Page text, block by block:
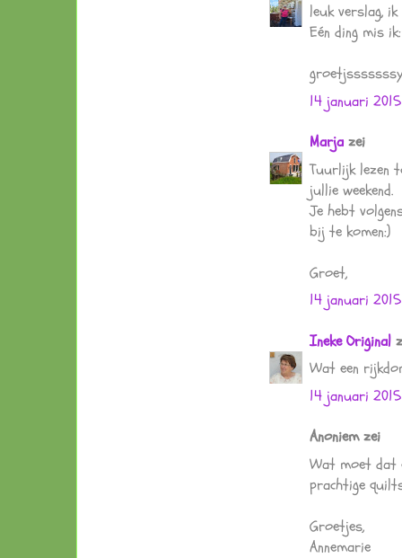
leuk verslag,
Eén ding mis
14 januari
Marja zei
Tuurlijk lezen
jullie weekend.
Je hebt
bij te komen:)
Groet,
14 januari
Ineke Original
Wat een
14 januari
Anoniem zei
Wat moet dat
prachtige
Groetjes,
Annemarie